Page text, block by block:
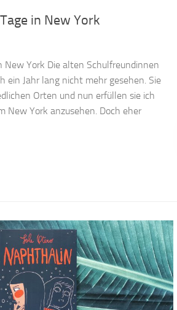
in New York
New York Die alten Schulfreundinnen
ein Jahr lang nicht mehr gesehen. Sie
Orten und nun erfüllen sie ich
New York anzusehen. Doch eher